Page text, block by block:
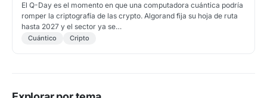
El Q-Day es el momento en que una computadora cuántica podría
romper la criptografía de las crypto. Algorand fija su hoja de ruta
hasta 2027 y el sector ya se…
Cuántico Cripto